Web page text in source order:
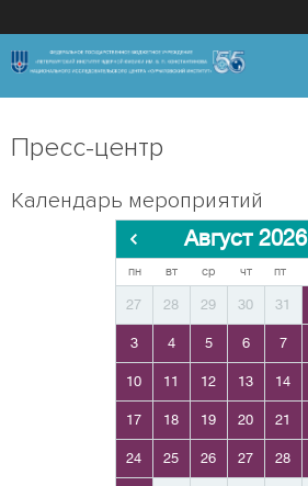
Пресс-центр
Календарь мероприятий
Август 2026
пн вт ср чт пт
27 28 29 30 31
3 4 5 6 7
10 11 12 13 14
17 18 19 20 21
24 25 26 27 28